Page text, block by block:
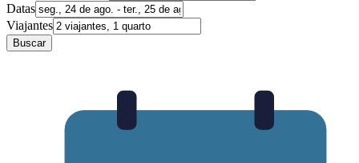
Datas
Viajantes
Buscar